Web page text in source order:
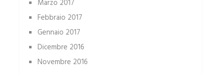
Marzo 2017
Febbraio 2017
Gennaio 2017
Dicembre 2016
Novembre 2016